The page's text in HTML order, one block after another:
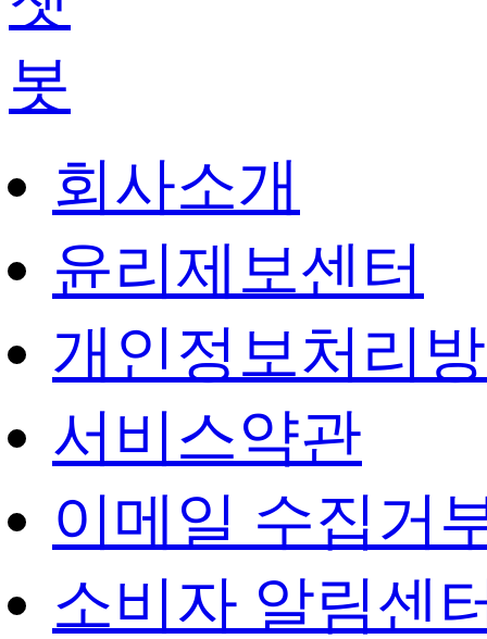
회사소개
윤리제보센터
개인정보처리
서비스약관
이메일 수집거
소비자 알림센